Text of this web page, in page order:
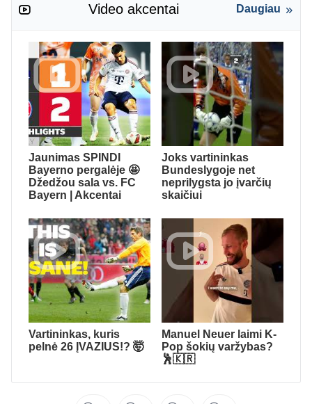
Video akcentai Daugiau
Jaunimas SPINDI
Bayerno pergalėje 🤩
Džedžou sala vs. FC
Bayern | Akcentai
Joks vartininkas
Bundeslygoje net
neprilygsta jo įvarčių
skaičiui
Vartininkas, kuris
pelnė 26 ĮVAZIUS!? 🤯
Manuel Neuer laimi K-
Pop šokių varžybas?
🕺🇰🇷